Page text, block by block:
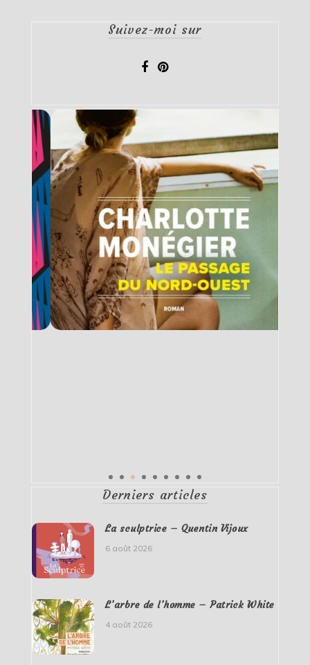
Suivez-moi sur
Derniers articles
La sculptrice – Quentin Vijoux
6 août 2026
L’arbre de l’homme – Patrick White
4 août 2026